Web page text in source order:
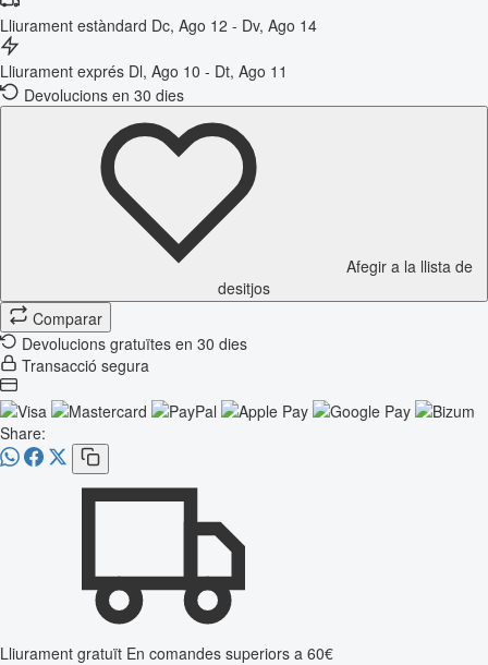
Lliurament estàndard Dc, Ago 12 - Dv, Ago 14
Lliurament exprés Dl, Ago 10 - Dt, Ago 11
Devolucions en 30 dies
Afegir a la llista de
desitjos
Comparar
Devolucions gratuïtes en 30 dies
Transacció segura
Share:
Lliurament gratuït En comandes superiors a 60€